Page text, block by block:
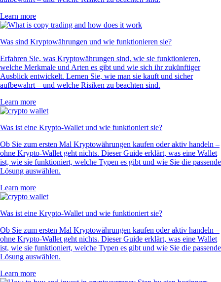
Learn more
Was sind Kryptowährungen und wie funktionieren sie?
Erfahren Sie, was Kryptowährungen sind, wie sie funktionieren,
welche Merkmale und Arten es gibt und wie sich ihr zukünftiger
Ausblick entwickelt. Lernen Sie, wie man sie kauft und sicher
aufbewahrt – und welche Risiken zu beachten sind.
Learn more
Was ist eine Krypto-Wallet und wie funktioniert sie?
Ob Sie zum ersten Mal Kryptowährungen kaufen oder aktiv handeln –
ohne Krypto-Wallet geht nichts. Dieser Guide erklärt, was eine Wallet
ist, wie sie funktioniert, welche Typen es gibt und wie Sie die passende
Lösung auswählen.
Learn more
Was ist eine Krypto-Wallet und wie funktioniert sie?
Ob Sie zum ersten Mal Kryptowährungen kaufen oder aktiv handeln –
ohne Krypto-Wallet geht nichts. Dieser Guide erklärt, was eine Wallet
ist, wie sie funktioniert, welche Typen es gibt und wie Sie die passende
Lösung auswählen.
Learn more